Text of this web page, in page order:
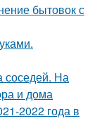
бытовок с
соседей. На
и дома
2022 года в